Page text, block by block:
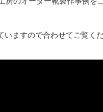
いますので合わせてご覧く